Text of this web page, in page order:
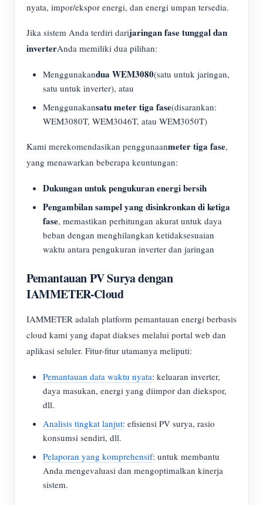
nyata, impor/ekspor energi, dan energi umpan tersedia.
Jika sistem Anda terdiri darijaringan fase tunggal dan
inverterAnda memiliki dua pilihan:
Menggunakandua WEM3080(satu untuk jaringan,
satu untuk inverter), atau
Menggunakansatu meter tiga fase(disarankan:
WEM3080T, WEM3046T, atau WEM3050T)
Kami merekomendasikan penggunaanmeter tiga fase,
yang menawarkan beberapa keuntungan:
Dukungan untuk pengukuran energi bersih
Pengambilan sampel yang disinkronkan di ketiga
fase, memastikan perhitungan akurat untuk daya
beban dengan menghilangkan ketidaksesuaian
waktu antara pengukuran inverter dan jaringan
Pemantauan PV Surya dengan
IAMMETER-Cloud
IAMMETER adalah platform pemantauan energi berbasis
cloud kami yang dapat diakses melalui portal web dan
aplikasi seluler. Fitur-fitur utamanya meliputi:
Pemantauan data waktu nyata: keluaran inverter,
daya masukan, energi yang diimpor dan diekspor,
dll.
Analisis tingkat lanjut: efisiensi PV surya, rasio
konsumsi sendiri, dll.
Pelaporan yang komprehensif: untuk membantu
Anda mengevaluasi dan mengoptimalkan kinerja
sistem.